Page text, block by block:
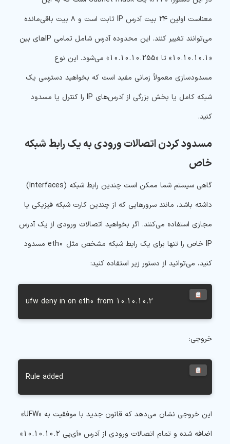
معناست اولین ۲۴ بیت آدرس IP ثابت است و ۸ بیت باقی‌مانده
می‌توانند تغییر کنند. این محدوده آدرس شامل تمامی IPهای بین
«10.10.10.1» تا «10.10.10.255» می‌شود. این نوع
مسدودسازی معمولاً زمانی مفید است که بخواهید دسترسی یک
شبکه کامل یا بخش بزرگی از آدرس‌های IP را کنترل یا مسدود
کنید.
مسدود کردن اتصالات ورودی به یک رابط شبکه
خاص
گاهی سیستم شما ممکن است چندین رابط شبکه (Interfaces)
داشته باشد، مانند سرورهایی که از چندین کارت شبکه فیزیکی یا
مجازی استفاده می‌کنند. اگر بخواهید اتصالات ورودی از یک آدرس
IP خاص را تنها برای یک رابط شبکه مشخص مثل eth0 مسدود
کنید، می‌توانید از دستور زیر استفاده کنید:
ufw deny in on eth0 from 10.10.10.2
خروجی:
Rule added
این خروجی نشان می‌دهد که قانون جدید با موفقیت به «UFW»
اضافه شده و تمام اتصالات ورودی از آدرس «آی‌پی 10.10.10.2»